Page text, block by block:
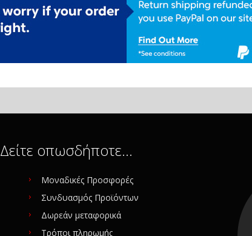
Δείτε οπωσδήποτε…
Μοναδικές Προσφορές
Συνδυασμός Προϊόντων
Δωρεάν μεταφορικά
Τρόποι πληρωμής